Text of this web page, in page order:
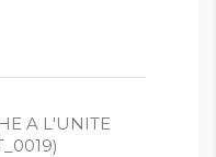
A L'UNITE